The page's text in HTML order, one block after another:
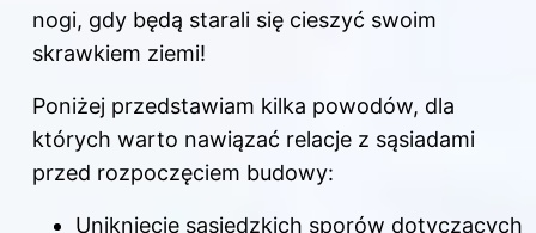
nogi, gdy będą starali się cieszyć swoim
skrawkiem ziemi!
Poniżej przedstawiam kilka powodów, dla
których warto nawiązać relacje z sąsiadami
przed rozpoczęciem budowy:
Uniknięcie sąsiedzkich sporów dotyczących